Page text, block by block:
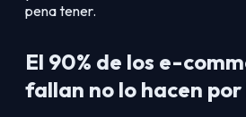
pena tener.
El 90% de los e-
fallan no lo hacen